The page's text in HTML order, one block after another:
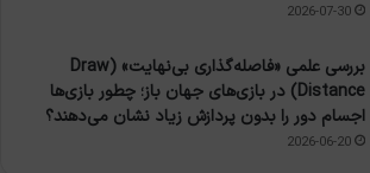
2026-07-30
بررسی علمی «فاصله‌گذاری بی‌نهایت» (Draw
Distance) در بازی‌های جهان باز؛ چطور بازی‌ها
اجسام دور را بدون پردازش زیاد نشان می‌دهند؟
2026-06-20